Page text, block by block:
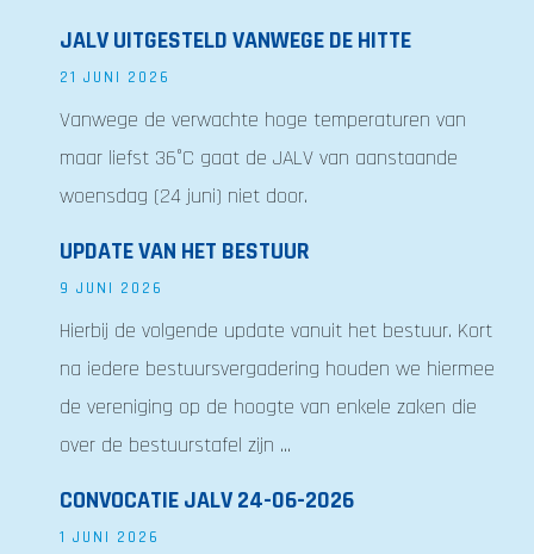
JALV UITGESTELD VANWEGE DE HITTE
21 JUNI 2026
Vanwege de verwachte hoge temperaturen van
maar liefst 36°C gaat de JALV van aanstaande
woensdag (24 juni) niet door.
UPDATE VAN HET BESTUUR
9 JUNI 2026
Hierbij de volgende update vanuit het bestuur. Kort
na iedere bestuursvergadering houden we hiermee
de vereniging op de hoogte van enkele zaken die
over de bestuurstafel zijn ...
CONVOCATIE JALV 24-06-2026
1 JUNI 2026